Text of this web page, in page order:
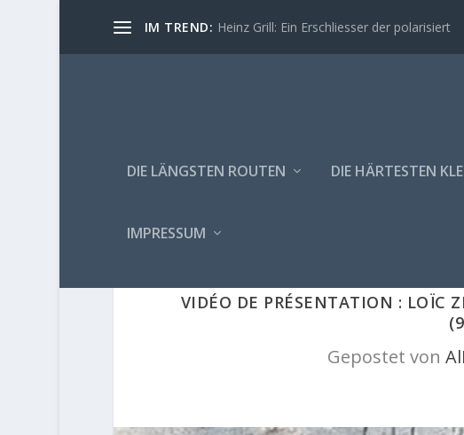
IM TREND: Heinz Grill: Ein Erschliesser der polarisiert
DIE LÄNGSTEN ROUTEN DIE HÄRTESTEN
IMPRESSUM
VIDÉO DE PRÉSENTATION : LOÏC
Gepostet von